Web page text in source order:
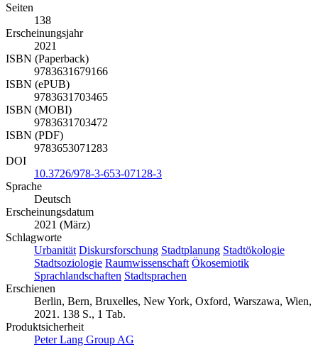
Seiten
138
Erscheinungsjahr
2021
ISBN (Paperback)
9783631679166
ISBN (ePUB)
9783631703465
ISBN (MOBI)
9783631703472
ISBN (PDF)
9783653071283
DOI
10.3726/978-3-653-07128-3
Sprache
Deutsch
Erscheinungsdatum
2021 (März)
Schlagworte
Urbanität Diskursforschung Stadtplanung Stadtökologie
Stadtsoziologie Raumwissenschaft Ökosemiotik
Sprachlandschaften Stadtsprachen
Erschienen
Berlin, Bern, Bruxelles, New York, Oxford, Warszawa, Wien,
2021. 138 S., 1 Tab.
Produktsicherheit
Peter Lang Group AG